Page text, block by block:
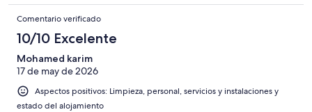
Comentario verificado
10/10 Excelente
Mohamed karim
17 de may de 2026
Aspectos positivos: Limpieza, personal, servicios y instalaciones y
estado del alojamiento